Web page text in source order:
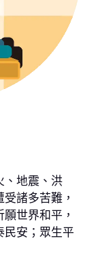
、地震、洪
諸多苦難，
願世界和平，
民安；眾生平